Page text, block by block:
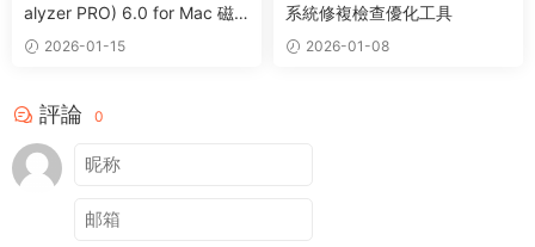
alyzer PRO) 6.0 for Mac 磁
盤分析管理清理工具
2026-01-15
系統修複檢查優化工具
2026-01-08
評論 0